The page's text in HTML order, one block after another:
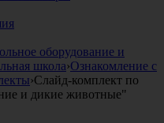
оборудование и
школа›Ознакомление с
›Слайд-комплект по
и дикие животные"